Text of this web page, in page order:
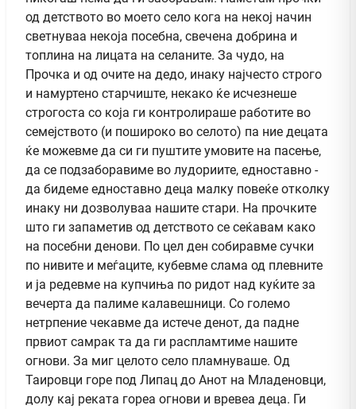
од детството во моето село кога на некој начин
светнуваа некоја посебна, свечена добрина и
топлина на лицата на селаните. За чудо, на
Прочка и од очите на дедо, инаку најчесто строго
и намуртено старчиште, некако ќе исчезнеше
строгоста со која ги контролираше работите во
семејството (и пошироко во селото) па ние децата
ќе можевме да си ги пуштите умовите на пасење,
да се подзаборавиме во лудориите, едноставно -
да бидеме едноставно деца малку повеќе отколку
инаку ни дозволуваа нашите стари. На прочките
што ги запаметив од детството се сеќавам како
на посебни денови. По цел ден собиравме сучки
по нивите и меѓаците, кубевме слама од плевните
и ја редевме на купчиња по ридот над куќите за
вечерта да палиме калавешници. Со големо
нетрпение чекавме да истече денот, да падне
првиот самрак та да ги распламтиме нашите
огнови. За миг целото село пламнуваше. Од
Таировци горе под Липац до Анот на Младеновци,
долу кај реката гореа огнови и вревеа деца. Ги